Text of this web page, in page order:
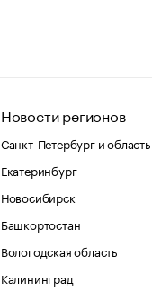
Новости регионов
Санкт-Петербург и область
Екатеринбург
Новосибирск
Башкортостан
Вологодская область
Калининград